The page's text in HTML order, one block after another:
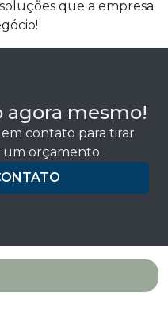
que a empresa
mesmo!
contato para tirar
um orçamento.